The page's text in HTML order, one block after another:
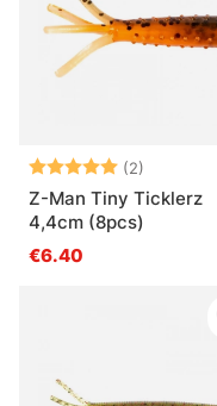
Arvio: (2)
5.0
Z-Man Tiny Ticklerz
4,4cm (8pcs)
€6.40